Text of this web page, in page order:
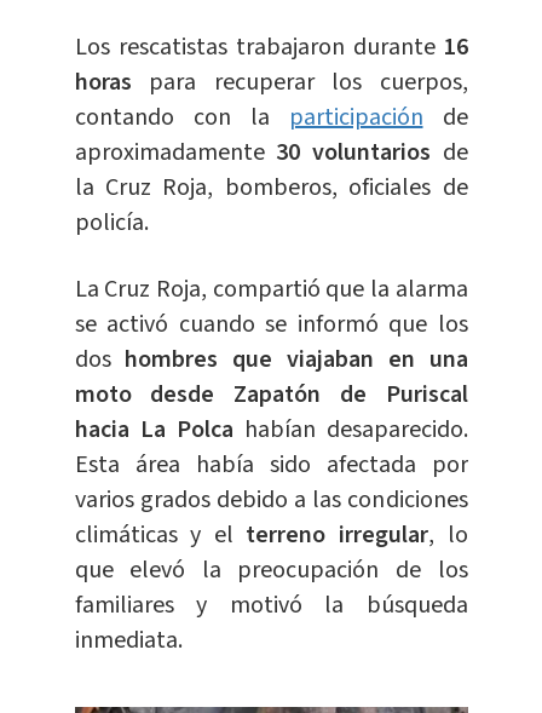
Los rescatistas trabajaron durante 16
horas para recuperar los cuerpos,
contando con la participaciónde
aproximadamente30 voluntarios de
la Cruz Roja, bomberos, oficiales de
policía.
La Cruz Roja, compartió que la alarma
se activó cuando se informó que los
dos hombres que viajaban en una
moto desde Zapatón de Puriscal
hacia La Polca habían desaparecido.
Esta área había sido afectada por
varios grados debido a las condiciones
climáticas y el terreno irregular, lo
que elevó la preocupación de los
familiares y motivó la búsqueda
inmediata.